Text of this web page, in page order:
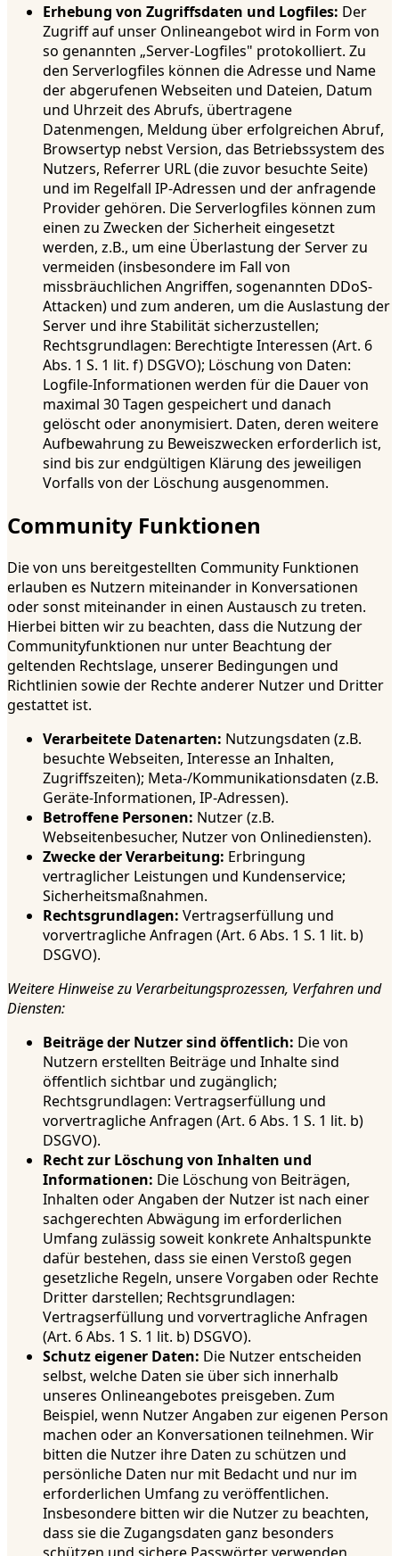
Erhebung von Zugriffsdaten und Logfiles: Der
Zugriff auf unser Onlineangebot wird in Form von
so genannten „Server-Logfiles" protokolliert. Zu
den Serverlogfiles können die Adresse und Name
der abgerufenen Webseiten und Dateien, Datum
und Uhrzeit des Abrufs, übertragene
Datenmengen, Meldung über erfolgreichen Abruf,
Browsertyp nebst Version, das Betriebssystem des
Nutzers, Referrer URL (die zuvor besuchte Seite)
und im Regelfall IP-Adressen und der anfragende
Provider gehören. Die Serverlogfiles können zum
einen zu Zwecken der Sicherheit eingesetzt
werden, z.B., um eine Überlastung der Server zu
vermeiden (insbesondere im Fall von
missbräuchlichen Angriffen, sogenannten DDoS-
Attacken) und zum anderen, um die Auslastung der
Server und ihre Stabilität sicherzustellen;
Rechtsgrundlagen: Berechtigte Interessen (Art. 6
Abs. 1 S. 1 lit. f) DSGVO); Löschung von Daten:
Logfile-Informationen werden für die Dauer von
maximal 30 Tagen gespeichert und danach
gelöscht oder anonymisiert. Daten, deren weitere
Aufbewahrung zu Beweiszwecken erforderlich ist,
sind bis zur endgültigen Klärung des jeweiligen
Vorfalls von der Löschung ausgenommen.
Community Funktionen
Die von uns bereitgestellten Community Funktionen
erlauben es Nutzern miteinander in Konversationen
oder sonst miteinander in einen Austausch zu treten.
Hierbei bitten wir zu beachten, dass die Nutzung der
Communityfunktionen nur unter Beachtung der
geltenden Rechtslage, unserer Bedingungen und
Richtlinien sowie der Rechte anderer Nutzer und Dritter
gestattet ist.
Verarbeitete Datenarten: Nutzungsdaten (z.B.
besuchte Webseiten, Interesse an Inhalten,
Zugriffszeiten); Meta-/Kommunikationsdaten (z.B.
Geräte-Informationen, IP-Adressen).
Betroffene Personen: Nutzer (z.B.
Webseitenbesucher, Nutzer von Onlinediensten).
Zwecke der Verarbeitung: Erbringung
vertraglicher Leistungen und Kundenservice;
Sicherheitsmaßnahmen.
Rechtsgrundlagen: Vertragserfüllung und
vorvertragliche Anfragen (Art. 6 Abs. 1 S. 1 lit. b)
DSGVO).
Weitere Hinweise zu Verarbeitungsprozessen, Verfahren und
Diensten:
Beiträge der Nutzer sind öffentlich: Die von
Nutzern erstellten Beiträge und Inhalte sind
öffentlich sichtbar und zugänglich;
Rechtsgrundlagen: Vertragserfüllung und
vorvertragliche Anfragen (Art. 6 Abs. 1 S. 1 lit. b)
DSGVO).
Recht zur Löschung von Inhalten und
Informationen: Die Löschung von Beiträgen,
Inhalten oder Angaben der Nutzer ist nach einer
sachgerechten Abwägung im erforderlichen
Umfang zulässig soweit konkrete Anhaltspunkte
dafür bestehen, dass sie einen Verstoß gegen
gesetzliche Regeln, unsere Vorgaben oder Rechte
Dritter darstellen; Rechtsgrundlagen:
Vertragserfüllung und vorvertragliche Anfragen
(Art. 6 Abs. 1 S. 1 lit. b) DSGVO).
Schutz eigener Daten: Die Nutzer entscheiden
selbst, welche Daten sie über sich innerhalb
unseres Onlineangebotes preisgeben. Zum
Beispiel, wenn Nutzer Angaben zur eigenen Person
machen oder an Konversationen teilnehmen. Wir
bitten die Nutzer ihre Daten zu schützen und
persönliche Daten nur mit Bedacht und nur im
erforderlichen Umfang zu veröffentlichen.
Insbesondere bitten wir die Nutzer zu beachten,
dass sie die Zugangsdaten ganz besonders
schützen und sichere Passwörter verwenden